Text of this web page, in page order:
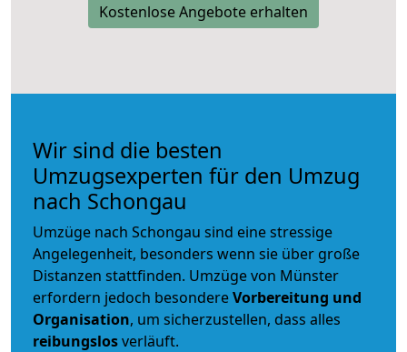
Kostenlose Angebote erhalten
Wir sind die besten
Umzugsexperten für den Umzug
nach Schongau
Umzüge nach Schongau sind eine stressige
Angelegenheit, besonders wenn sie über große
Distanzen stattfinden. Umzüge von Münster
erfordern jedoch besondereVorbereitung und
Organisation, um sicherzustellen, dass alles
reibungslosverläuft.